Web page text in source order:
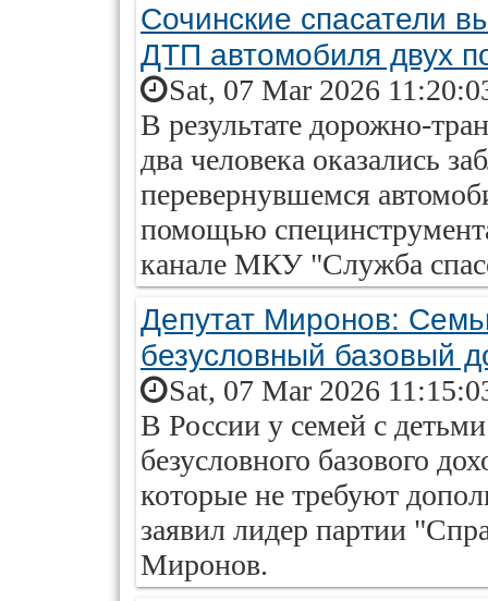
Сочинские спасатели
ДТП автомобиля двух
Sat, 07 Mar 2026
В результате дорожно-
два человека оказались
перевернувшемся
помощью
канале МКУ "Служба
Депутат Миронов:
безусловный базовый
Sat, 07 Mar 2026
В России у семей с
безусловного базового
которые не требуют
заявил лидер партии
Миронов.